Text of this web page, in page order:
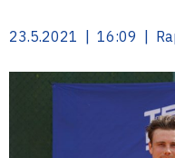
23.5.2021 | 16:09 |